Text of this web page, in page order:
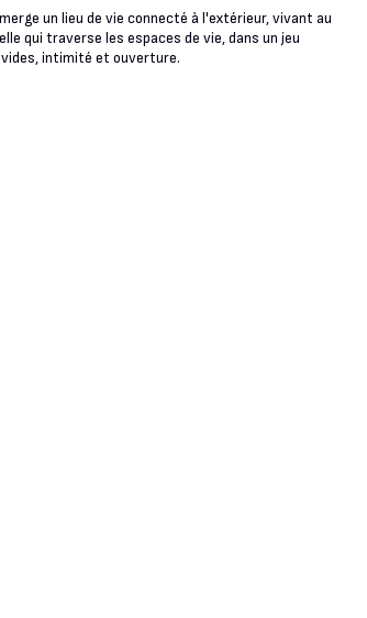
un lieu de vie connecté à l'extérieur, vivant au
qui traverse les espaces de vie, dans un jeu
intimité et ouverture.